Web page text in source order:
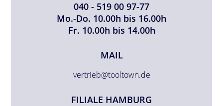
040 - 519 00 97-77
Mo.-Do. 10.00h bis 16.00h
Fr. 10.00h bis 14.00h
MAIL
vertrieb@tooltown.de
FILIALE HAMBURG